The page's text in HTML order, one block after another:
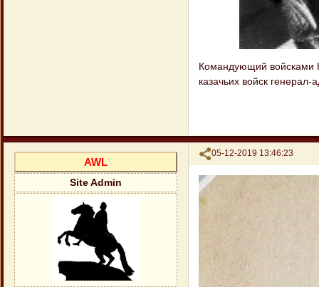
Командующий войсками
казачьих войск
Поделиться
05-12-2019 13:46:23
AWL
Site Admin